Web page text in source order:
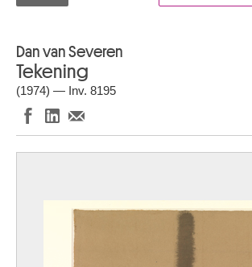
Dan van Severen
Tekening
(1974) — Inv. 8195